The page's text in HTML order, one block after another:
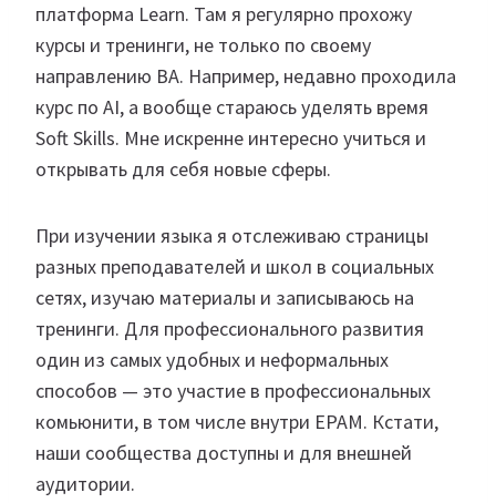
платформа Learn. Там я регулярно прохожу
курсы и тренинги, не только по своему
направлению BA. Например, недавно проходила
курс по AI, а вообще стараюсь уделять время
Soft Skills. Мне искренне интересно учиться и
открывать для себя новые сферы.
При изучении языка я отслеживаю страницы
разных преподавателей и школ в социальных
сетях, изучаю материалы и записываюсь на
тренинги. Для профессионального развития
один из самых удобных и неформальных
способов — это участие в профессиональных
комьюнити, в том числе внутри EPAM. Кстати,
наши сообщества доступны и для внешней
аудитории.